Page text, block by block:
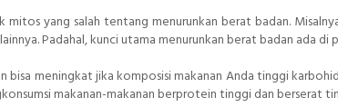
mitos yang salah tentang menurunkan berat badan.
Padahal, kunci utama menurunkan berat badan ada di
bisa meningkat jika komposisi makanan Anda tinggi
makanan-makanan berprotein tinggi dan berserat